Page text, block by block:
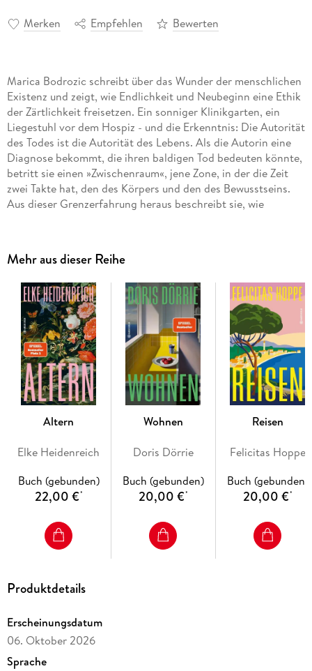
Merken Empfehlen Bewerten
Marica Bodrozic schreibt über das Wunder der menschlichen
Existenz und zeigt, wie Endlichkeit und Neubeginn eine Ethik
der Zärtlichkeit freisetzen. Ein sonniger Klinikgarten, ein
Liegestuhl vor dem Hospiz - und die Erkenntnis: Die Autorität
des Todes ist die Autorität des Lebens. Als die Autorin eine
Diagnose bekommt, die ihren baldigen Tod bedeuten könnte,
betritt sie einen »Zwischenraum«, jene Zone, in der die Zeit
zwei Takte hat, den des Körpers und den des Bewusstseins.
Aus dieser Grenzerfahrung heraus beschreibt sie, wie
uns bleibt, wenn alles Überflüssige abfällt. Ein literarisch-
philosophischer Essay über Sterblichkeit als Schule des
Sehens - und darüber, wie uns das Leben, das uns bleibt,
intensiver, wahrhaftiger, freier werden lässt.
Mehr aus dieser Reihe
Altern
Elke Heidenreich
Buch (gebunden)
22,00 €*
Wohnen
Doris Dörrie
Buch (gebunden)
20,00 €*
Reisen
Felicitas Hoppe
Buch (gebunden)
20,00 €*
Produktdetails
Erscheinungsdatum
06. Oktober 2026
Sprache